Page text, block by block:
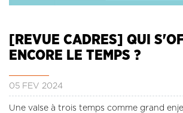
LE CREFAC
L’OBSERVATOIRE DES CADRES
[REVUE CADRES] QUI
ENCORE LE TEMPS ?
05 FÉV 2024
Une valse à trois temps comme grand